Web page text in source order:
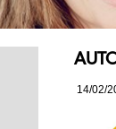
14/02/